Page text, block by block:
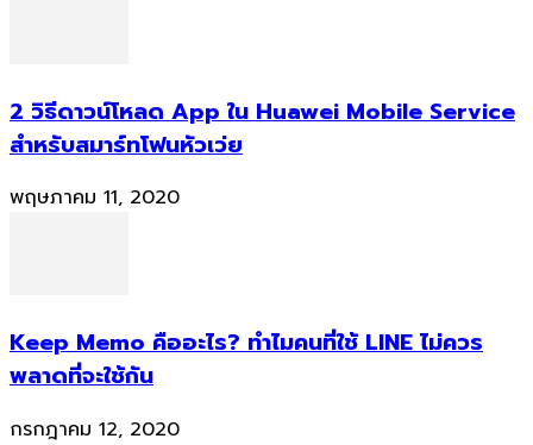
2 วิธีดาวน์โหลด App ใน Huawei Mobile Service
สำหรับสมาร์ทโฟนหัวเว่ย
พฤษภาคม 11, 2020
Keep Memo คืออะไร? ทำไมคนที่ใช้ LINE ไม่ควร
พลาดที่จะใช้กัน
กรกฎาคม 12, 2020